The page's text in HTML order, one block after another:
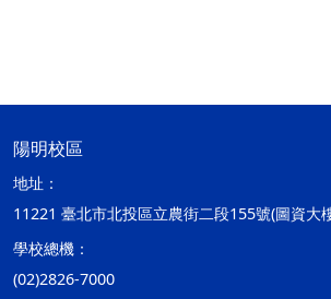
陽明校區
地址：
11221 臺北市北投區立農街二段155號(圖資大
學校總機：
(02)2826-7000